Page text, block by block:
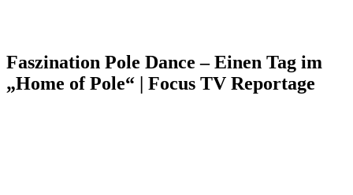
Faszination Pole Dance – Einen Tag im
„Home of Pole“ | Focus TV Reportage